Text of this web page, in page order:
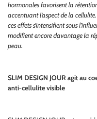
hormonales favorisent la
accentuant l’aspect de la
ces effets s’intensifient sous
modifient encore davantage la
peau.
SLIM DESIGN JOUR agit au
anti-cellulite visible